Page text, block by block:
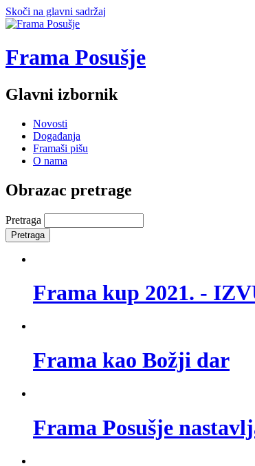
Skoči na glavni sadržaj
Frama Posušje
Glavni izbornik
Novosti
Događanja
Framaši pišu
O nama
Obrazac pretrage
Pretraga
Frama kup 2021. -
Frama kao Božji dar
Frama Posušje